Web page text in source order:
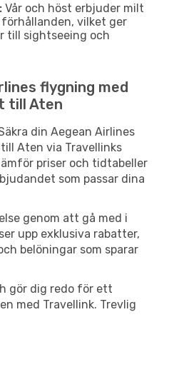
Vår och höst erbjuder milt
vilket ger
till sightseeing och
flygning med
till Aten
din Aegean Airlines
Aten via Travellinks
priser och tidtabeller
som passar dina
genom att gå med i
upp exklusiva rabatter,
belöningar som sparar
gör dig redo för ett
med Travellink. Trevlig